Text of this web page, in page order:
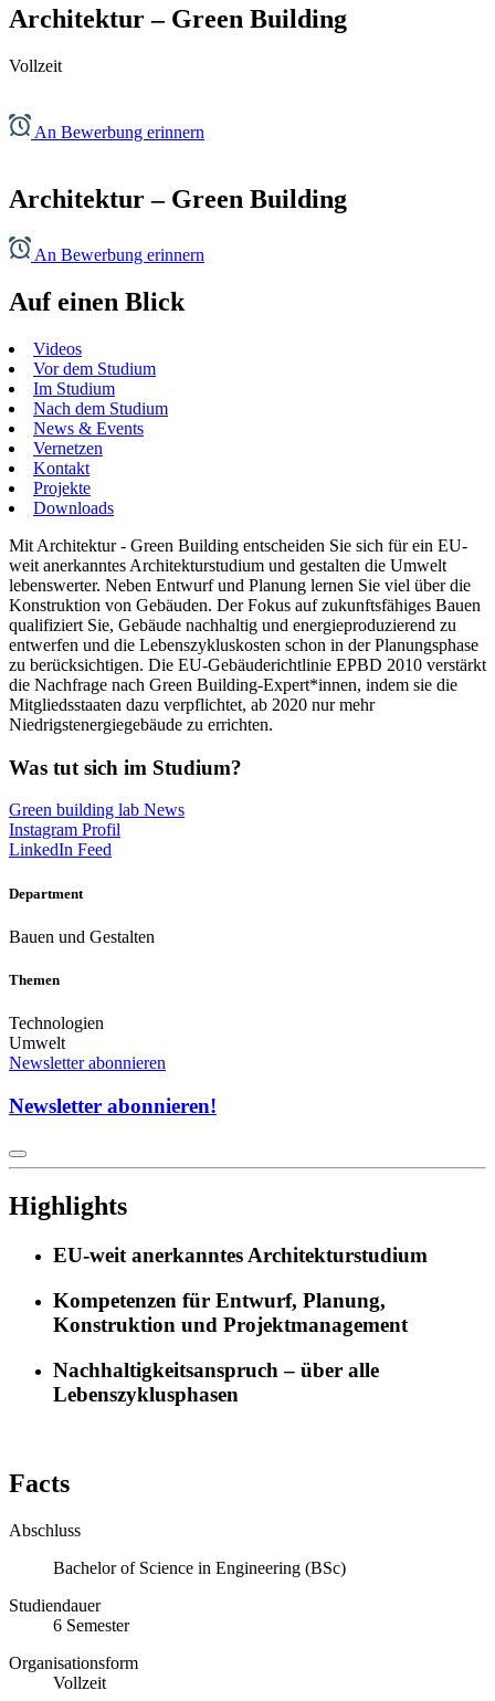
Architektur – Green Building
Vollzeit
An Bewerbung erinnern
Architektur – Green Building
An Bewerbung erinnern
Auf einen Blick
Videos
Vor dem Studium
Im Studium
Nach dem Studium
News & Events
Vernetzen
Kontakt
Projekte
Downloads
Mit Architektur - Green Building entscheiden Sie sich für ein EU-
weit anerkanntes Architekturstudium und gestalten die Umwelt
lebenswerter. Neben Entwurf und Planung lernen Sie viel über die
Konstruktion von Gebäuden. Der Fokus auf zukunftsfähiges Bauen
qualifiziert Sie, Gebäude nachhaltig und energieproduzierend zu
entwerfen und die Lebenszykluskosten schon in der Planungsphase
zu berücksichtigen. Die EU-Gebäuderichtlinie EPBD 2010 verstärkt
die Nachfrage nach Green Building-Expert*innen, indem sie die
Mitgliedsstaaten dazu verpflichtet, ab 2020 nur mehr
Niedrigstenergiegebäude zu errichten.
Was tut sich im Studium?
Green building lab News
Instagram Profil
LinkedIn Feed
Department
Bauen und Gestalten
Themen
Technologien
Umwelt
Newsletter abonnieren
Newsletter abonnieren!
Highlights
EU-weit anerkanntes Architekturstudium
Kompetenzen für Entwurf, Planung,
Konstruktion und Projektmanagement
Nachhaltigkeitsanspruch – über alle
Lebenszyklusphasen
Facts
Abschluss
Bachelor of Science in Engineering (BSc)
Studiendauer
6 Semester
Organisationsform
Vollzeit